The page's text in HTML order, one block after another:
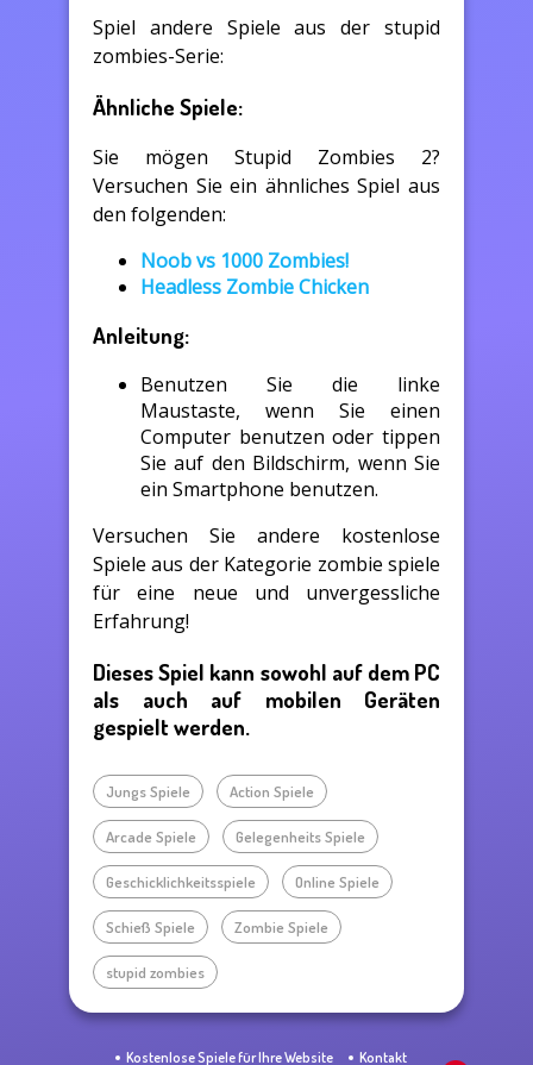
Spiel andere Spiele aus der stupid
zombies-Serie:
Ähnliche Spiele:
Sie mögen Stupid Zombies 2?
Versuchen Sie ein ähnliches Spiel aus
den folgenden:
Noob vs 1000 Zombies!
Headless Zombie Chicken
Anleitung:
Benutzen Sie die linke
Maustaste, wenn Sie einen
Computer benutzen oder tippen
Sie auf den Bildschirm, wenn Sie
ein Smartphone benutzen.
Versuchen Sie andere kostenlose
Spiele aus der Kategorie zombie spiele
für eine neue und unvergessliche
Erfahrung!
Dieses Spiel kann sowohl auf dem PC
als auch auf mobilen Geräten
gespielt werden.
Jungs Spiele Action Spiele
Arcade Spiele Gelegenheits Spiele
Geschicklichkeitsspiele Online Spiele
Schieß Spiele Zombie Spiele
stupid zombies
Kostenlose Spiele für Ihre Website Kontakt